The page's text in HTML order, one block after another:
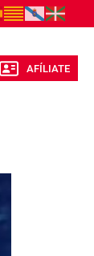
AFÍLIATE